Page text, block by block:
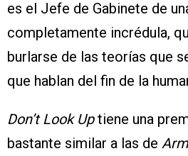
es el Jefe de Gabinete de
completamente incrédula,
burlarse de las teorías que
que hablan del fin de la
Don’t Look Uptiene una
bastante similar a las de